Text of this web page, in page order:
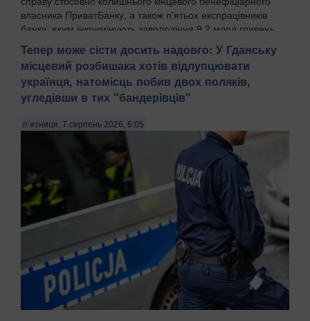
власника ПриватБанку, а також п'ятьох експрацівників
банку, яким інкримінують заволодіння 9,2 млрд гривень.
Тепер може сісти досить надовго: У Гданську
місцевий розбишака хотів відлупцювати
українця, натомісць побив двох поляків,
угледівши в тих "бандерівців"
п’ятниця, 7 серпень 2026, 6:05